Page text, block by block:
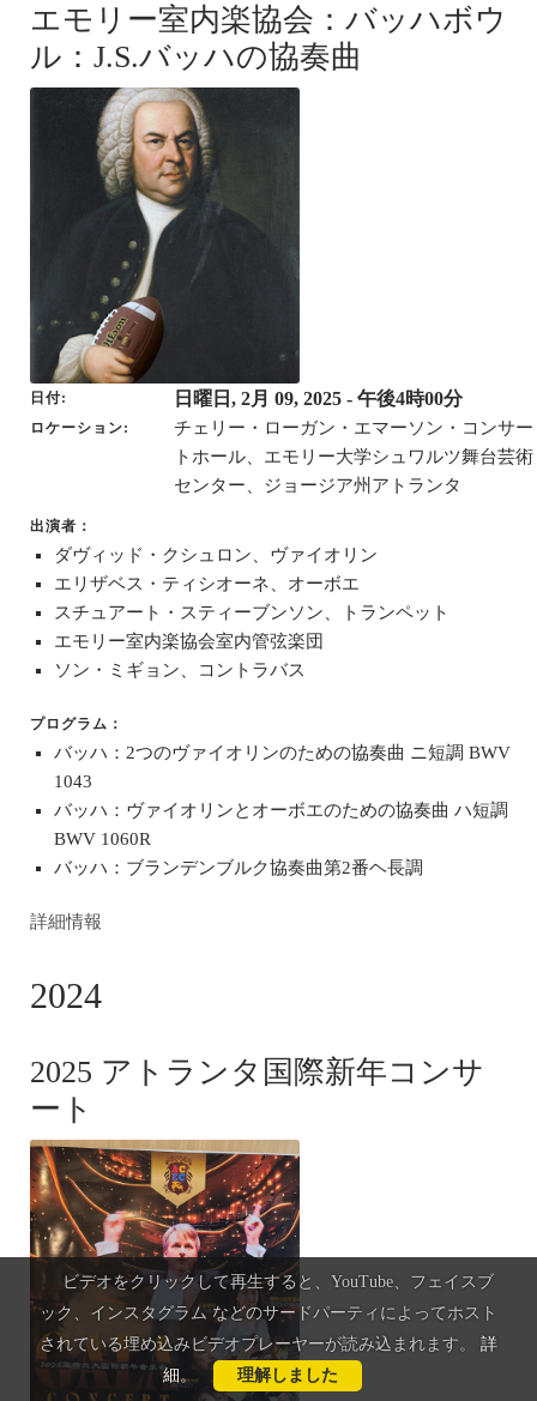
エモリー室内楽協会：バッハボウ
ル：J.S.バッハの協奏曲
日付 日曜日, 2月 09, 2025 - 午後4時00分
ロケーション
チェリー・ローガン・エマーソン・コンサー
トホール、エモリー大学シュワルツ舞台芸術
センター、ジョージア州アトランタ
出演者：
ダヴィッド・クシュロン、ヴァイオリン
エリザベス・ティシオーネ、オーボエ
スチュアート・スティーブンソン、トランペット
エモリー室内楽協会室内管弦楽団
ソン・ミギョン、コントラバス
プログラム：
バッハ：2つのヴァイオリンのための協奏曲 ニ短調 BWV
1043
バッハ：ヴァイオリンとオーボエのための協奏曲 ハ短調
BWV 1060R
バッハ：ブランデンブルク協奏曲第2番ヘ長調
詳細情報
2024
2025 アトランタ国際新年コンサ
ート
ビデオをクリックして再生すると、YouTube、フェイスブ
ック、インスタグラム などのサードパーティによってホスト
されている埋め込みビデオプレーヤーが読み込まれます。 詳
細。 理解しました